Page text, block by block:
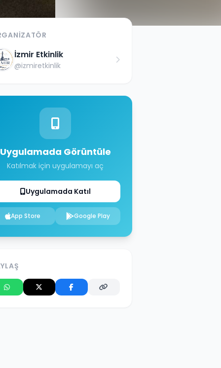
İzmir Etkinlik
@izmiretkinlik
Uygulamada Görüntüle
Katılmak için uygulamayı aç
Uygulamada Katıl
App Store Google Play